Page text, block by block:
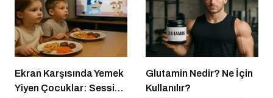
Ekran Karşısında Yemek
Yiyen Çocuklar: Sessiz
Glutamin Nedir? Ne İçin
Kullanılır?